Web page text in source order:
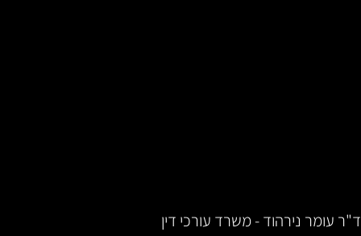
ד"ר עומר נירהוד - משרד עורכי דין